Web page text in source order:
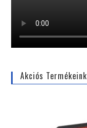
Akciós Termékeink